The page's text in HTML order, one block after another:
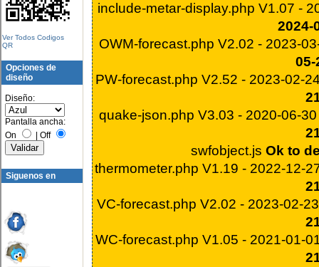
Ver Todos Codigos
QR
Opciones de
diseño
Diseño:
Pantalla ancha:
On
| Off
Siguenos en
include-metar-display.php V1.07 -
2024-
OWM-forecast.php V2.02 - 2023-
05-
PW-forecast.php V2.52 - 2023-02-
quake-json.php V3.03 - 2020-06-
swfobject.js Ok to
thermometer.php V1.19 - 2022-12-
VC-forecast.php V2.02 - 2023-02-
WC-forecast.php V1.05 - 2021-01-